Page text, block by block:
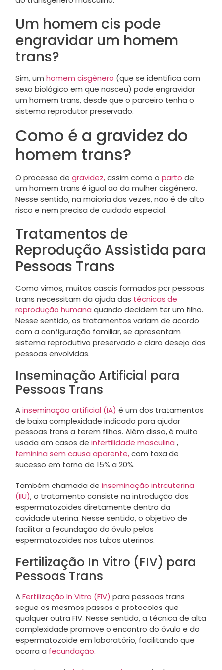
Um homem cis pode
engravidar um homem
trans?
Sim, um homem cisgênero (que se identifica com
sexo biológico em que nasceu) pode engravidar
um homem trans, desde que o parceiro tenha o
sistema reprodutor preservado.
Como é a gravidez do
homem trans?
O processo de gravidez,assim como o parto de
um homem trans é igual ao da mulher cisgênero.
Nesse sentido, na maioria das vezes, não é de alto
risco e nem precisa de cuidado especial.
Tratamentos de
Reprodução Assistida para
Pessoas Trans
Como vimos, muitos casais formados por pessoas
trans necessitam da ajuda das técnicas de
reprodução humana quando decidem ter um filho.
Nesse sentido, os tratamentos variam de acordo
com a configuração familiar, se apresentam
sistema reprodutivo preservado e claro desejo das
pessoas envolvidas.
Inseminação Artificial para
Pessoas Trans
Ainseminação artificial (IA) é um dos tratamentos
de baixa complexidade indicado para ajudar
pessoas trans a terem filhos. Além disso, é muito
usada em casos de infertilidade masculina ,
feminina sem causa aparente,com taxa de
sucesso em torno de 15% a 20%.
Também chamada de inseminação intrauterina
(IIU), o tratamento consiste na introdução dos
espermatozoides diretamente dentro da
cavidade uterina. Nesse sentido, o objetivo de
facilitar a fecundação do óvulo pelos
espermatozoides nos tubos uterinos.
Fertilização In Vitro (FIV) para
Pessoas Trans
AFertilização In Vitro (FIV) para pessoas trans
segue os mesmos passos e protocolos que
qualquer outra FIV. Nesse sentido, a técnica de alta
complexidade promove o encontro do óvulo e do
espermatozoide em laboratório, facilitando que
ocorra a fecundação.